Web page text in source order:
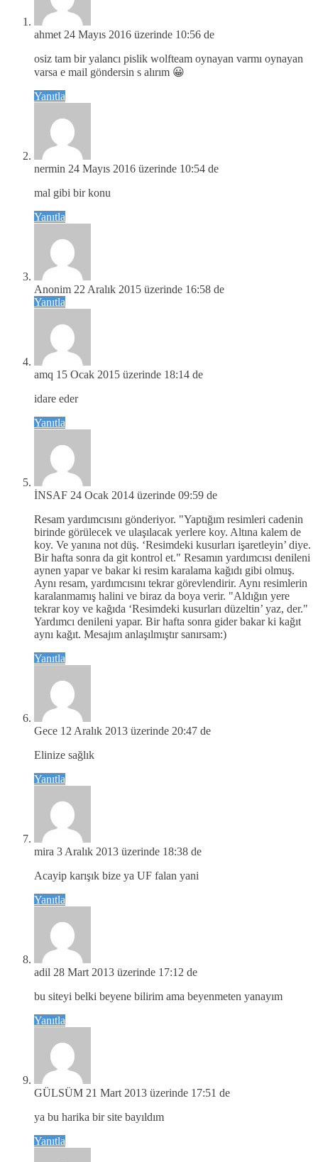
ahmet 24 Mayıs 2016 üzerinde 10:56 de
osiz tam bir yalancı pislik wolfteam oynayan varmı oynayan
varsa e mail göndersin s alırım 😀
Yanıtla
nermin 24 Mayıs 2016 üzerinde 10:54 de
mal gibi bir konu
Yanıtla
Anonim 22 Aralık 2015 üzerinde 16:58 de
Yanıtla
amq 15 Ocak 2015 üzerinde 18:14 de
idare eder
Yanıtla
İNSAF 24 Ocak 2014 üzerinde 09:59 de
Resam yardımcısını gönderiyor. "Yaptığım resimleri cadenin
birinde görülecek ve ulaşılacak yerlere koy. Altına kalem de
koy. Ve yanına not düş. ‘Resimdeki kusurları işaretleyin’ diye.
Bir hafta sonra da git kontrol et." Resamın yardımcısı denileni
aynen yapar ve bakar ki resim karalama kağıdı gibi olmuş.
Aynı resam, yardımcısını tekrar görevlendirir. Aynı resimlerin
karalanmamış halini ve biraz da boya verir. "Aldığın yere
tekrar koy ve kağıda ‘Resimdeki kusurları düzeltin’ yaz, der."
Yardımcı denileni yapar. Bir hafta sonra gider bakar ki kağıt
aynı kağıt. Mesajım anlaşılmıştır sanırsam:)
Yanıtla
Gece 12 Aralık 2013 üzerinde 20:47 de
Elinize sağlık
Yanıtla
mira 3 Aralık 2013 üzerinde 18:38 de
Acayip karışık bize ya UF falan yani
Yanıtla
adil 28 Mart 2013 üzerinde 17:12 de
bu siteyi belki beyene bilirim ama beyenmeten yanayım
Yanıtla
GÜLSÜM 21 Mart 2013 üzerinde 17:51 de
ya bu harika bir site bayıldım
Yanıtla